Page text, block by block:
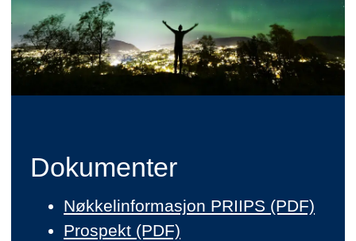
Dokumenter
Nøkkelinformasjon PRIIPS (PDF)
Prospekt (PDF)